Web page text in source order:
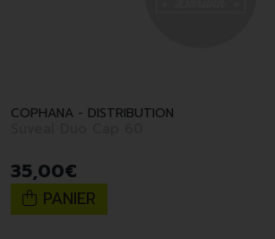
COPHANA - DISTRIBUTION
35,00€
PANIER